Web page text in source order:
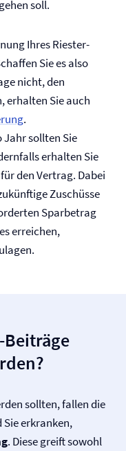
soll.
Ihres Riester-
Sie es also
nicht, den
erhalten Sie auch
.
Jahr sollten Sie
erhalten Sie
den Vertrag. Dabei
Zuschüsse
Sparbetrag
erreichen,
Beiträge
sollten, fallen die
erkranken,
. Diese greift sowohl